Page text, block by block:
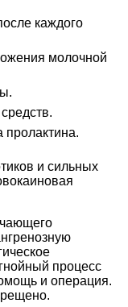
каждого
молочной
пролактина.
и сильных
процесс
и операция.